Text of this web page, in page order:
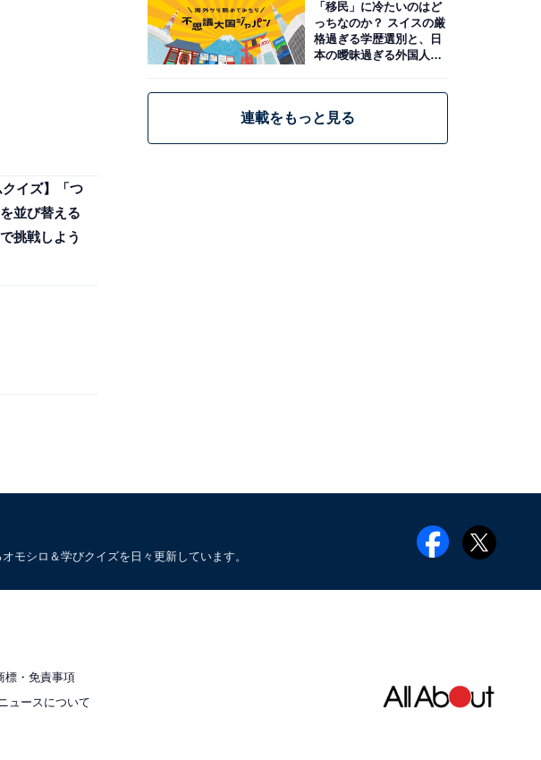
クイズ】「つ
並び替える
挑戦しよう
「移民」に冷たいのはど
っちなのか？ スイスの厳
格過ぎる学歴選別と、日
本の曖昧過ぎる外国人政
連載をもっと見る
モシロ＆学びクイズを日々更新しています。
標・免責事項
ュースについて